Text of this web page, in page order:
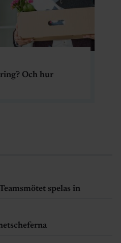
spelas in
Och hur